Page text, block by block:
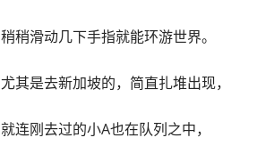
稍稍滑动几下手指就能环游世界。
尤其是去新加坡的，简直扎堆出现，
就连刚去过的小A也在队列之中，